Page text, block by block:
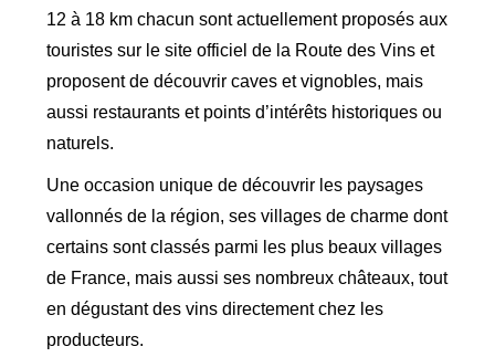
12 à 18 km chacun sont actuellement proposés aux
touristes sur le site officiel de la Route des Vins et
proposent de découvrir caves et vignobles, mais
aussi restaurants et points d’intérêts historiques ou
naturels.
Une occasion unique de découvrir les paysages
vallonnés de la région, ses villages de charme dont
certains sont classés parmi les plus beaux villages
de France, mais aussi ses nombreux châteaux, tout
en dégustant des vins directement chez les
producteurs.